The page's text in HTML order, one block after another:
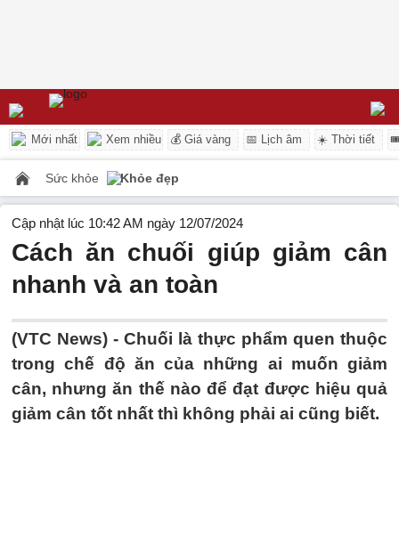
Mới nhất Xem nhiều 💰 Giá vàng 📅 Lịch âm ☀️ Thời tiết
Sức khỏe Khỏe đẹp
Cập nhật lúc 10:42 AM ngày 12/07/2024
Cách ăn chuối giúp giảm cân
nhanh và an toàn
(VTC News) - Chuối là thực phẩm quen thuộc
trong chế độ ăn của những ai muốn giảm
cân, nhưng ăn thế nào để đạt được hiệu quả
giảm cân tốt nhất thì không phải ai cũng biết.